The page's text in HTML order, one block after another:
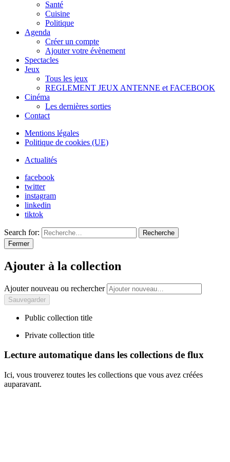
Santé
Cuisine
Politique
Agenda
Créer un compte
Ajouter votre évènement
Spectacles
Jeux
Tous les jeux
REGLEMENT JEUX ANTENNE et FACEBOOK
Cinéma
Les dernières sorties
Contact
Mentions légales
Politique de cookies (UE)
Actualités
facebook
twitter
instagram
linkedin
tiktok
Search for:
Recherche
Fermer
Ajouter à la collection
Ajouter nouveau ou rechercher
Public collection title
Private collection title
Lecture automatique dans les collections de flux
Ici, vous trouverez toutes les collections que vous avez créées
auparavant.